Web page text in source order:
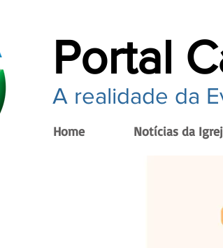
Portal
A realidade da
Home Notícias da